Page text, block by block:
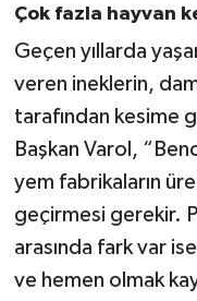
Çok fazla hayvan
Geçen yıllarda
veren ineklerin,
tarafından kesime
Başkan Varol,
yem fabrikaların
geçirmesi gerekir.
arasında fark var
ve hemen olmak